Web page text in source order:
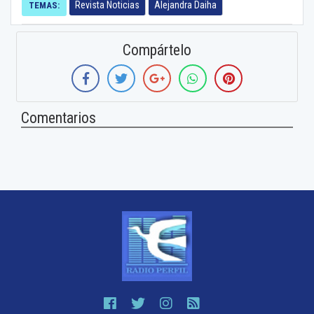
TEMAS: Revista Noticias Alejandra Daiha
Compártelo
Comentarios